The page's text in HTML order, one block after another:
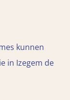
kunnen
in Izegem de